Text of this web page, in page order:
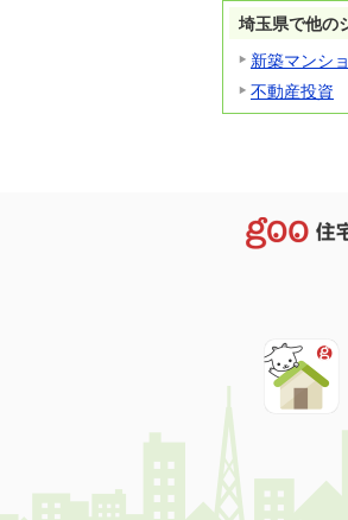
埼玉県で他の
新築マンシ
不動産投資